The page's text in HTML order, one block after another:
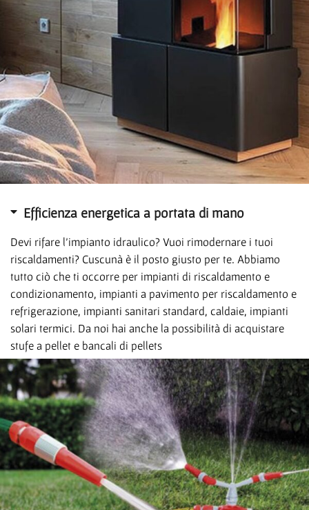
Efficienza energetica a portata di mano
Devi rifare l’impianto idraulico? Vuoi rimodernare i tuoi
riscaldamenti? Cuscunà è il posto giusto per te. Abbiamo
tutto ciò che ti occorre per impianti di riscaldamento e
condizionamento, impianti a pavimento per riscaldamento e
refrigerazione, impianti sanitari standard, caldaie, impianti
solari termici. Da noi hai anche la possibilità di acquistare
stufe a pellet e bancali di pellets